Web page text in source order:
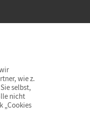
innerhalb
wie z.
selbst,
nicht
„Cookies